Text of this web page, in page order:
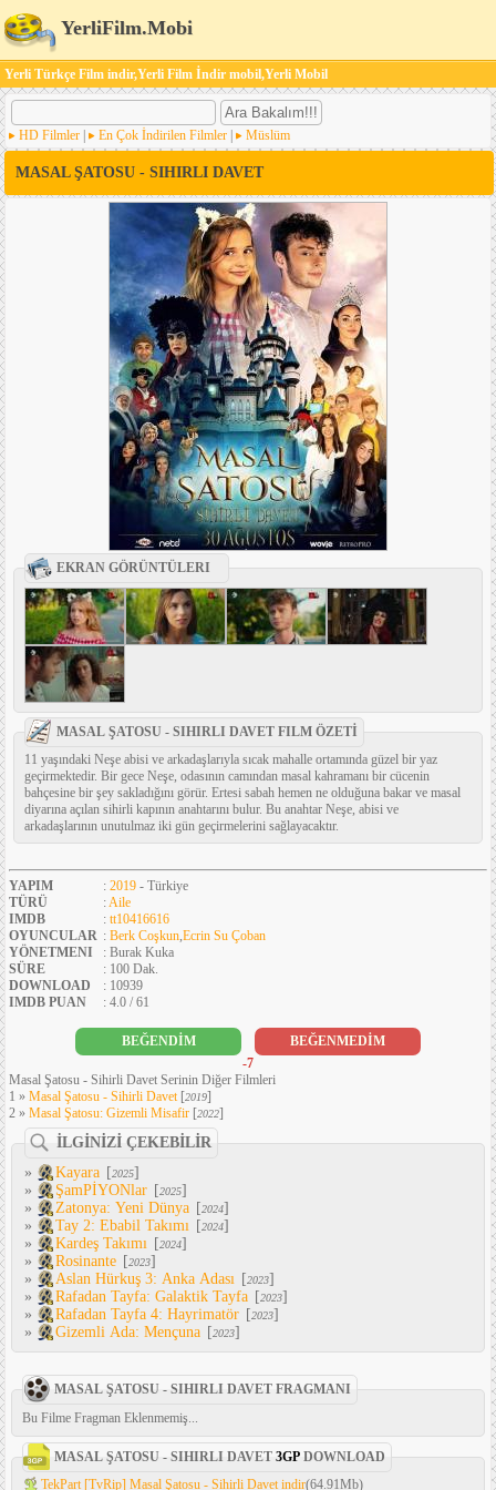
YerliFilm.Mobi
Yerli Türkçe Film indir,Yerli Film İndir mobil,Yerli Mobil
HD Filmler En Çok İndirilen Filmler Müslüm
MASAL ŞATOSU - SIHIRLI DAVET
EKRAN GÖRÜNTÜLERI
MASAL ŞATOSU - SIHIRLI DAVET FILM ÖZETİ
11 yaşındaki Neşe abisi ve arkadaşlarıyla sıcak mahalle ortamında güzel bir yaz
geçirmektedir. Bir gece Neşe, odasının camından masal kahramanı bir cücenin
bahçesine bir şey sakladığını görür. Ertesi sabah hemen ne olduğuna bakar ve masal
diyarına açılan sihirli kapının anahtarını bulur. Bu anahtar Neşe, abisi ve
arkadaşlarının unutulmaz iki gün geçirmelerini sağlayacaktır.
YAPIM : 2019 - Türkiye
TÜRÜ
:Aile
IMDB
: tt10416616
OYUNCULAR : Berk Coşkun,Ecrin Su Çoban
YÖNETMENI
: Burak Kuka
SÜRE
: 100 Dak.
DOWNLOAD
: 10939
IMDB PUAN
: 4.0 / 61
BEĞENDİM
BEĞENMEDİM
-7
Masal Şatosu - Sihirli Davet Serinin Diğer Filmleri
1 » Masal Şatosu - Sihirli Davet[2019]
2 » Masal Şatosu: Gizemli Misafir [2022]
İLGİNİZİ ÇEKEBİLİR
»
Kayara [2025]
»
ŞamPİYONlar [2025]
»
Zatonya: Yeni Dünya [2024]
»
Tay 2: Ebabil Takımı [2024]
»
Kardeş Takımı [2024]
»
Rosinante [2023]
»
Aslan Hürkuş 3: Anka Adası [2023]
»
Rafadan Tayfa: Galaktik Tayfa [2023]
»
Rafadan Tayfa 4: Hayrimatör [2023]
»
Gizemli Ada: Mençuna [2023]
MASAL ŞATOSU - SIHIRLI DAVET FRAGMANI
Bu Filme Fragman Eklenmemiş...
MASAL ŞATOSU - SIHIRLI DAVET 3GP DOWNLOAD
TekPart [TvRip] Masal Şatosu - Sihirli Davet indir(64.91Mb)